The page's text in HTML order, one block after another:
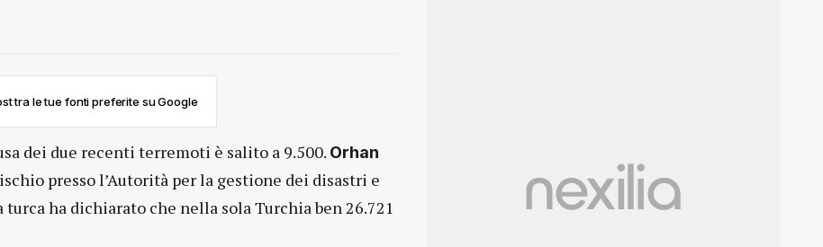
tra le tue fonti preferite su Google
dei due recenti terremoti è salito a 9.500. Orhan
presso l’Autorità per la gestione dei disastri e
ha dichiarato che nella sola Turchia ben 26.721